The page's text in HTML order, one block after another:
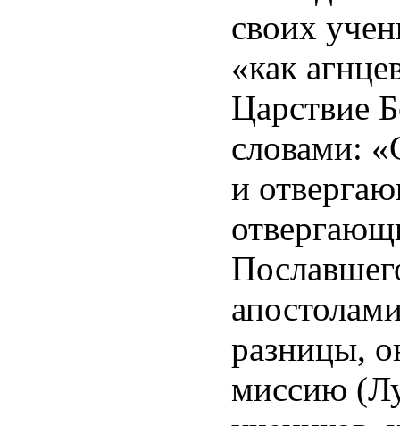
своих
«как
Царствие
словами:
и
разницы,
миссию